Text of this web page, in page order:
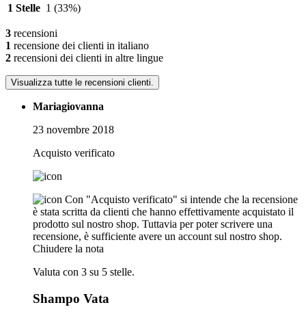
1 Stelle 1 (33%)
3 recensioni
1 recensione dei clienti in italiano
2 recensioni dei clienti in altre lingue
Visualizza tutte le recensioni clienti.
Mariagiovanna
23 novembre 2018
Acquisto verificato
Con "Acquisto verificato" si intende che la recensione
è stata scritta da clienti che hanno effettivamente acquistato il
prodotto sul nostro shop. Tuttavia per poter scrivere una
recensione, è sufficiente avere un account sul nostro shop.
Chiudere la nota
Valuta con 3 su 5 stelle.
Shampo Vata